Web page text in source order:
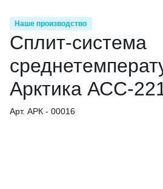
Наше производство
Сплит-система
Арктика АСС-
Арт. АРК - 00016